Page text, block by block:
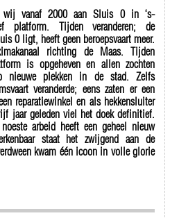
wij vanaf 2000 aan Sluis 0 in ‘s-
platform. Tijden veranderen; de
0 ligt, heeft geen beroepsvaart meer.
richting de Maas. Tijden
is opgeheven en allen zochten
nieuwe plekken in de stad. Zelfs
veranderde; eens zaten er een
reparatiewinkel en als hekkensluiter
jaar geleden viel het doek definitief.
arbeid heeft een geheel nieuw
staat het zwijgend aan de
kwam één icoon in volle glorie